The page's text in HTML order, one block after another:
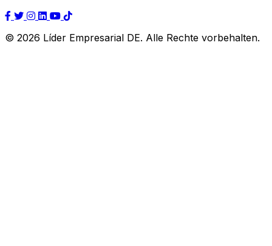
© 2026 Líder Empresarial DE. Alle Rechte vorbehalten.